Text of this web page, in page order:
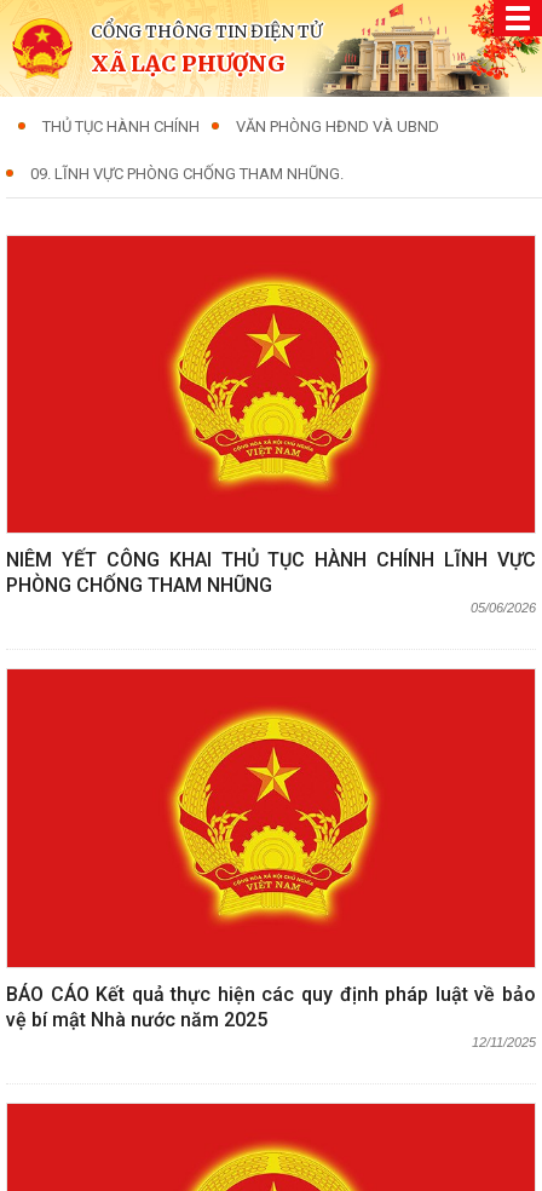
CỔNG THÔNG TIN ĐIỆN TỬ
XÃ LẠC PHƯỢNG
THỦ TỤC HÀNH CHÍNH VĂN PHÒNG HĐND VÀ UBND
09. LĨNH VỰC PHÒNG CHỐNG THAM NHŨNG.
NIÊM YẾT CÔNG KHAI THỦ TỤC HÀNH CHÍNH LĨNH VỰC
PHÒNG CHỐNG THAM NHŨNG
05/06/2026
BÁO CÁO Kết quả thực hiện các quy định pháp luật về bảo
vệ bí mật Nhà nước năm 2025
12/11/2025